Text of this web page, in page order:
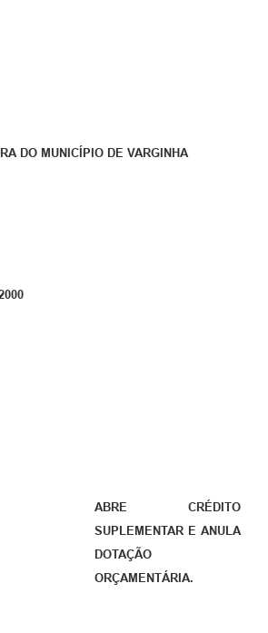
DO MUNICÍPIO DE VARGINHA
ABRE CRÉDITO
SUPLEMENTAR E ANULA
DOTAÇÃO
ORÇAMENTÁRIA.